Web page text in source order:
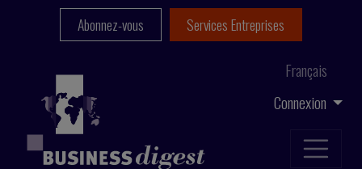
Connexion
Français
Abonnez-vous Services Entreprises